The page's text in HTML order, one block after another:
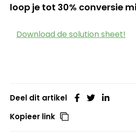
loop je tot 30% conversie
Download de solution sheet!
Deel dit artikel
Kopieer link